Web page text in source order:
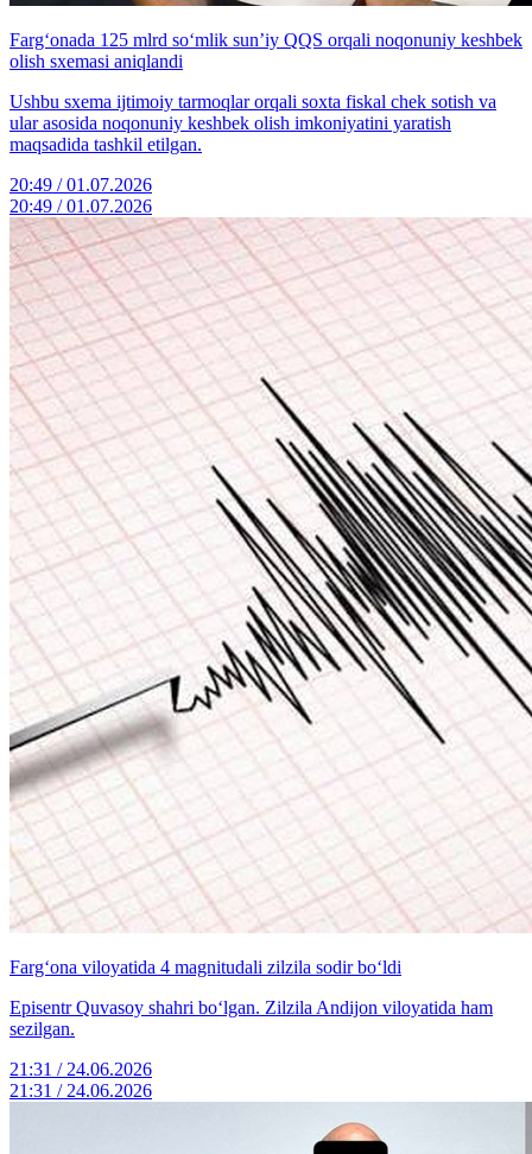
Farg‘onada 125 mlrd so‘mlik sun’iy QQS orqali noqonuniy keshbek
olish sxemasi aniqlandi
Ushbu sxema ijtimoiy tarmoqlar orqali soxta fiskal chek sotish va
ular asosida noqonuniy keshbek olish imkoniyatini yaratish
maqsadida tashkil etilgan.
20:49 / 01.07.2026
20:49 / 01.07.2026
Farg‘ona viloyatida 4 magnitudali zilzila sodir bo‘ldi
Episentr Quvasoy shahri bo‘lgan. Zilzila Andijon viloyatida ham
sezilgan.
21:31 / 24.06.2026
21:31 / 24.06.2026